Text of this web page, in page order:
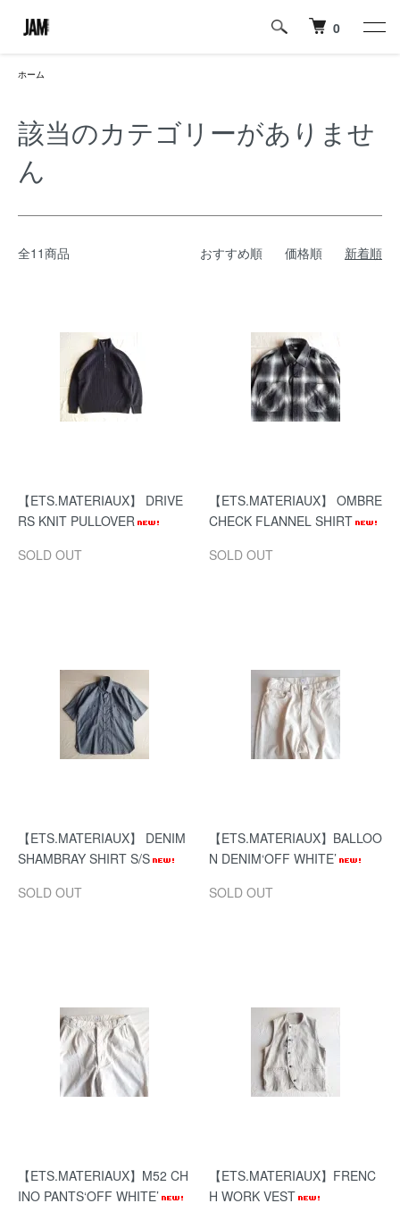
0
ホーム
該当のカテゴリーがありませ
ん
全11商品 おすすめ順 価格順 新着順
【ETS.MATERIAUX】 DRIVE
RS KNIT PULLOVER
SOLD OUT
【ETS.MATERIAUX】 OMBRE
CHECK FLANNEL SHIRT
SOLD OUT
【ETS.MATERIAUX】 DENIM
SHAMBRAY SHIRT S/S
SOLD OUT
【ETS.MATERIAUX】BALLOO
N DENIM‘OFF WHITE’
SOLD OUT
【ETS.MATERIAUX】M52 CH
INO PANTS‘OFF WHITE’
【ETS.MATERIAUX】FRENC
H WORK VEST